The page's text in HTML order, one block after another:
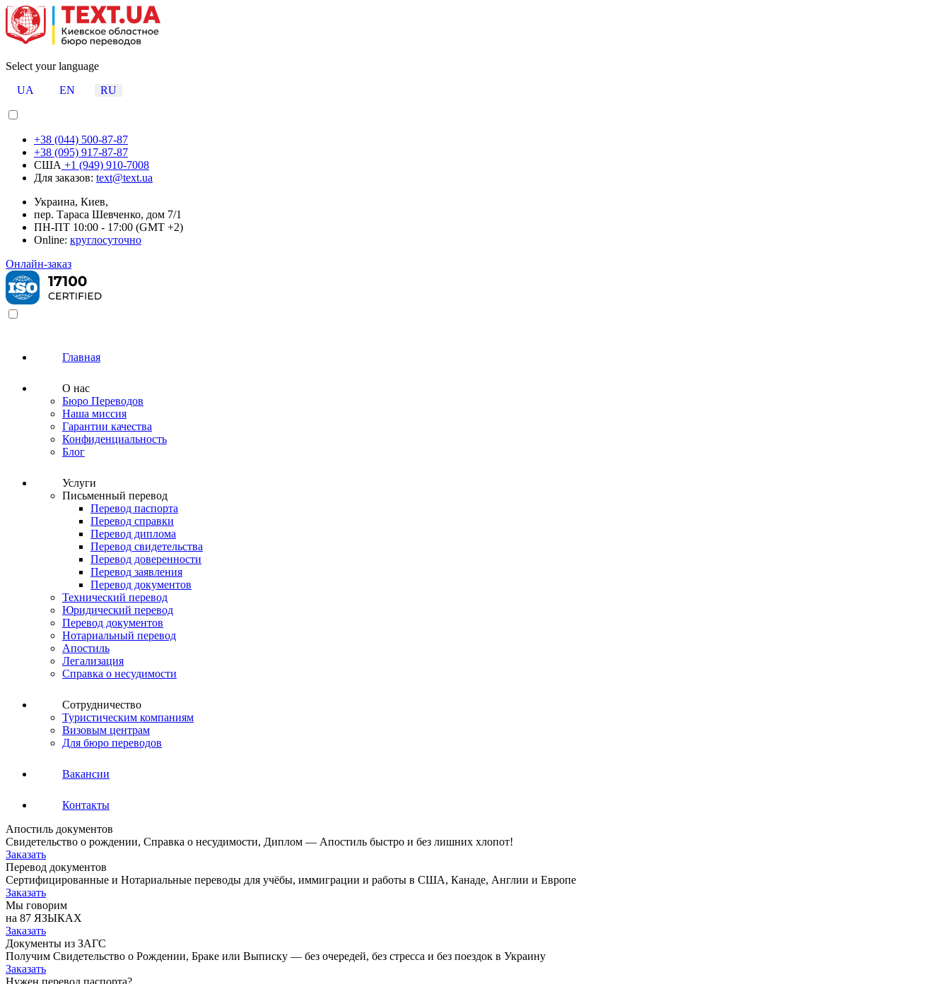
Select your language
UA
EN RU
+38 (044) 500-87-87
+38 (095) 917-87-87
США +1 (949) 910-7008
Для заказов: text@text.ua
Украина, Киев,
пер. Тараса Шевченко, дом 7/1
ПН-ПТ 10:00 - 17:00 (GMT +2)
Online: круглосуточно
Онлайн-заказ
Главная
О нас
Бюро Переводов
Наша миссия
Гарантии качества
Конфиденциальность
Блог
Услуги
Письменный перевод
Перевод паспорта
Перевод справки
Перевод диплома
Перевод свидетельства
Перевод доверенности
Перевод заявления
Перевод документов
Технический перевод
Юридический перевод
Перевод документов
Нотариальный перевод
Апостиль
Легализация
Справка о несудимости
Сотрудничество
Туристическим компаниям
Визовым центрам
Для бюро переводов
Вакансии
Контакты
Апостиль документов
Свидетельство о рождении, Справка о несудимости, Диплом — Апостиль быстро и без лишних хлопот!
Заказать
Перевод документов
Сертифицированные и Нотариальные переводы для учёбы, иммиграции и работы в США, Канаде, Англии и Европе
Заказать
Мы говорим
на 87 ЯЗЫКАХ
Заказать
Документы из ЗАГС
Получим Свидетельство о Рождении, Браке или Выписку — без очередей, без стресса и без поездок в Украину
Заказать
Нужен перевод паспорта?